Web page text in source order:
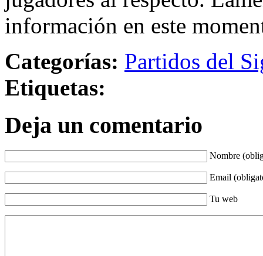
información en este
Categorías: Partidos del
Etiquetas:
Deja un comentario
Nombre
Email
Tu web